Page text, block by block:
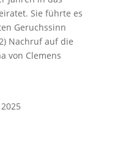
Sie führte es
Geruchssinn
Nachruf auf die
von Clemens